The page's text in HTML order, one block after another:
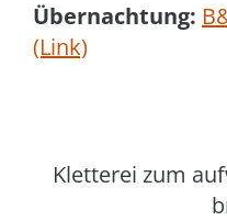
Übernachtung:
(Link)
Kletterei zum